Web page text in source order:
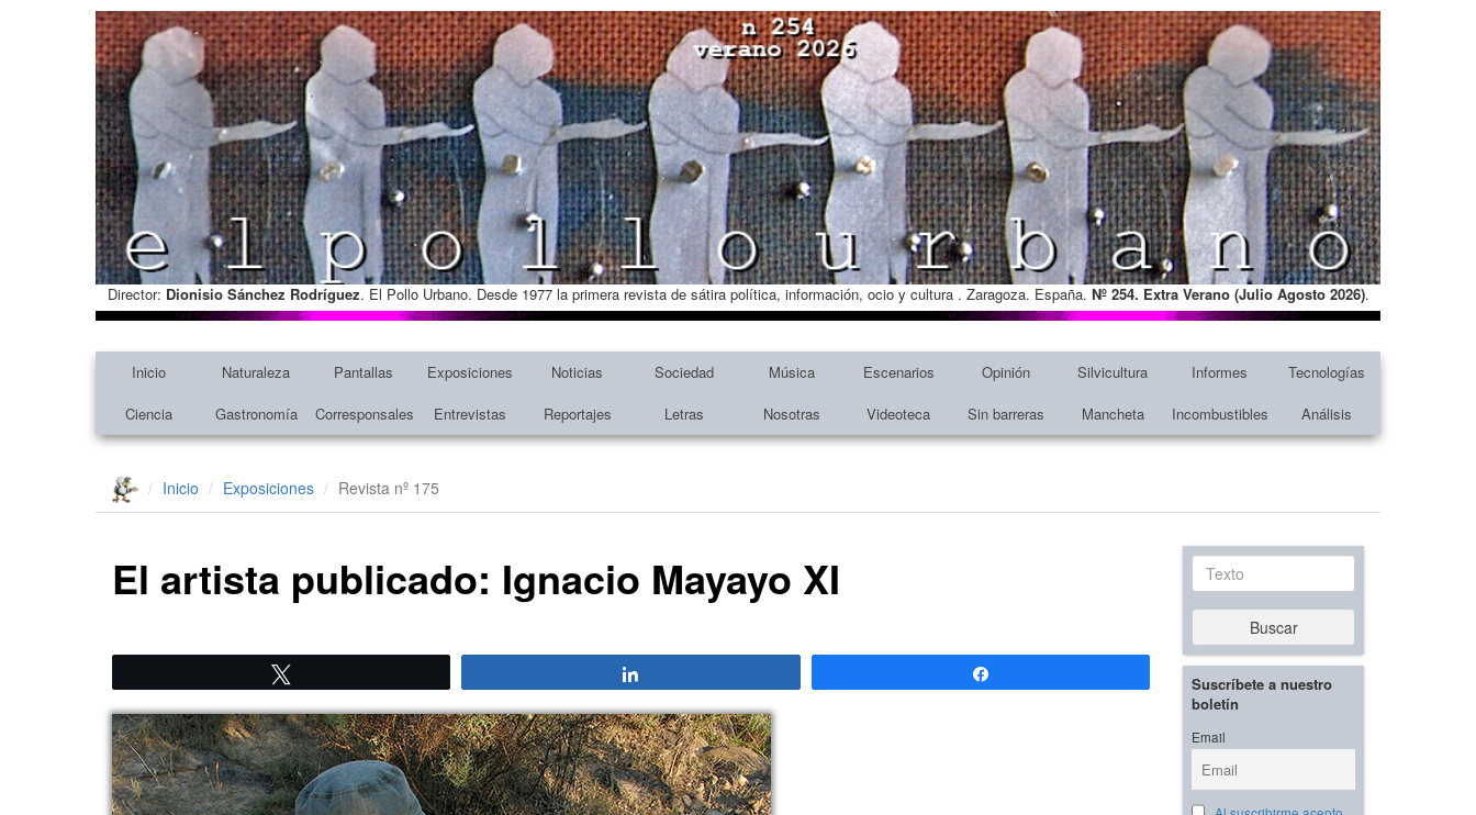
Director: Dionisio Sánchez Rodríguez. El Pollo Urbano. Desde 1977 la primera revista de sátira política, información, ocio y cultura . Zaragoza. España. Nº 254. Extra Verano (Julio Agosto 2026).
Inicio Naturaleza Pantallas Exposiciones Noticias Sociedad Música Escenarios Opinión Silvicultura Informes
Tecnologías
Ciencia
Gastronomía Corresponsales Entrevistas Reportajes Letras Nosotras Videoteca Sin barreras Mancheta Incombustibles Análisis
Inicio Exposiciones Revista nº 175
El artista publicado: Ignacio Mayayo XI Texto
Buscar
Suscríbete a nuestro
boletín
Email